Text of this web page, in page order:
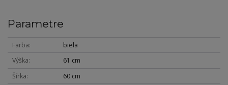
Parametre
Farba
biela
Výška
61 cm
Šírka
60 cm